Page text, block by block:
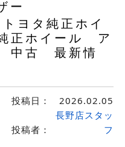
ー
ヨタ純正ホイ
正ホイール ア
中古 最新情
投稿日： 2026.02.05
投稿者：
長野店スタッ
フ